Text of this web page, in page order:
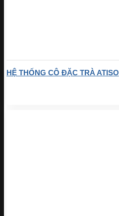
HỆ THỐNG CÔ ĐẶC TRÀ ATISO